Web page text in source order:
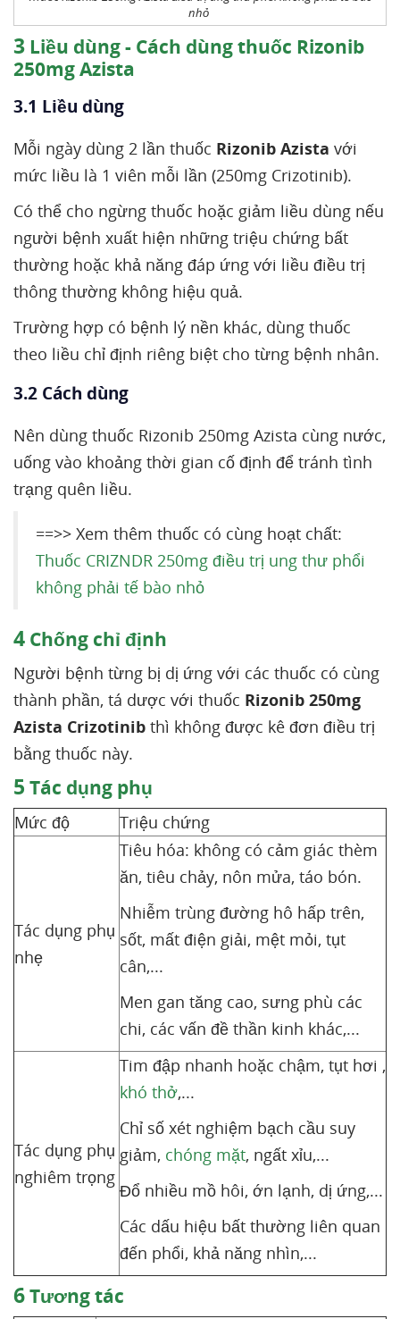
nhỏ
3 Liều dùng - Cách dùng thuốc Rizonib
250mg Azista
3.1 Liều dùng
Mỗi ngày dùng 2 lần thuốc Rizonib Azista với
mức liều là 1 viên mỗi lần (250mg Crizotinib).
Có thể cho ngừng thuốc hoặc giảm liều dùng nếu
người bệnh xuất hiện những triệu chứng bất
thường hoặc khả năng đáp ứng với liều điều trị
thông thường không hiệu quả.
Trường hợp có bệnh lý nền khác, dùng thuốc
theo liều chỉ định riêng biệt cho từng bệnh nhân.
3.2 Cách dùng
Nên dùng thuốc Rizonib 250mg Azista cùng nước,
uống vào khoảng thời gian cố định để tránh tình
trạng quên liều.
==>> Xem thêm thuốc có cùng hoạt chất:
Thuốc CRIZNDR 250mg điều trị ung thư phổi
không phải tế bào nhỏ
4 Chống chỉ định
Người bệnh từng bị dị ứng với các thuốc có cùng
thành phần, tá dược với thuốc Rizonib 250mg
Azista Crizotinib thì không được kê đơn điều trị
bằng thuốc này.
5 Tác dụng phụ
Mức độ Triệu chứng
Tác dụng phụ
nhẹ
Tiêu hóa: không có cảm giác thèm
ăn, tiêu chảy, nôn mửa, táo bón.
Nhiễm trùng đường hô hấp trên,
sốt, mất điện giải, mệt mỏi, tụt
cân,...
Men gan tăng cao, sưng phù các
chi, các vấn đề thần kinh khác,...
Tác dụng phụ
nghiêm trọng
Tim đập nhanh hoặc chậm, tụt hơi ,
khó thở,...
Chỉ số xét nghiệm bạch cầu suy
giảm, chóng mặt, ngất xỉu,...
Đổ nhiều mồ hôi, ớn lạnh, dị ứng,...
Các dấu hiệu bất thường liên quan
đến phổi, khả năng nhìn,...
6Tương tác